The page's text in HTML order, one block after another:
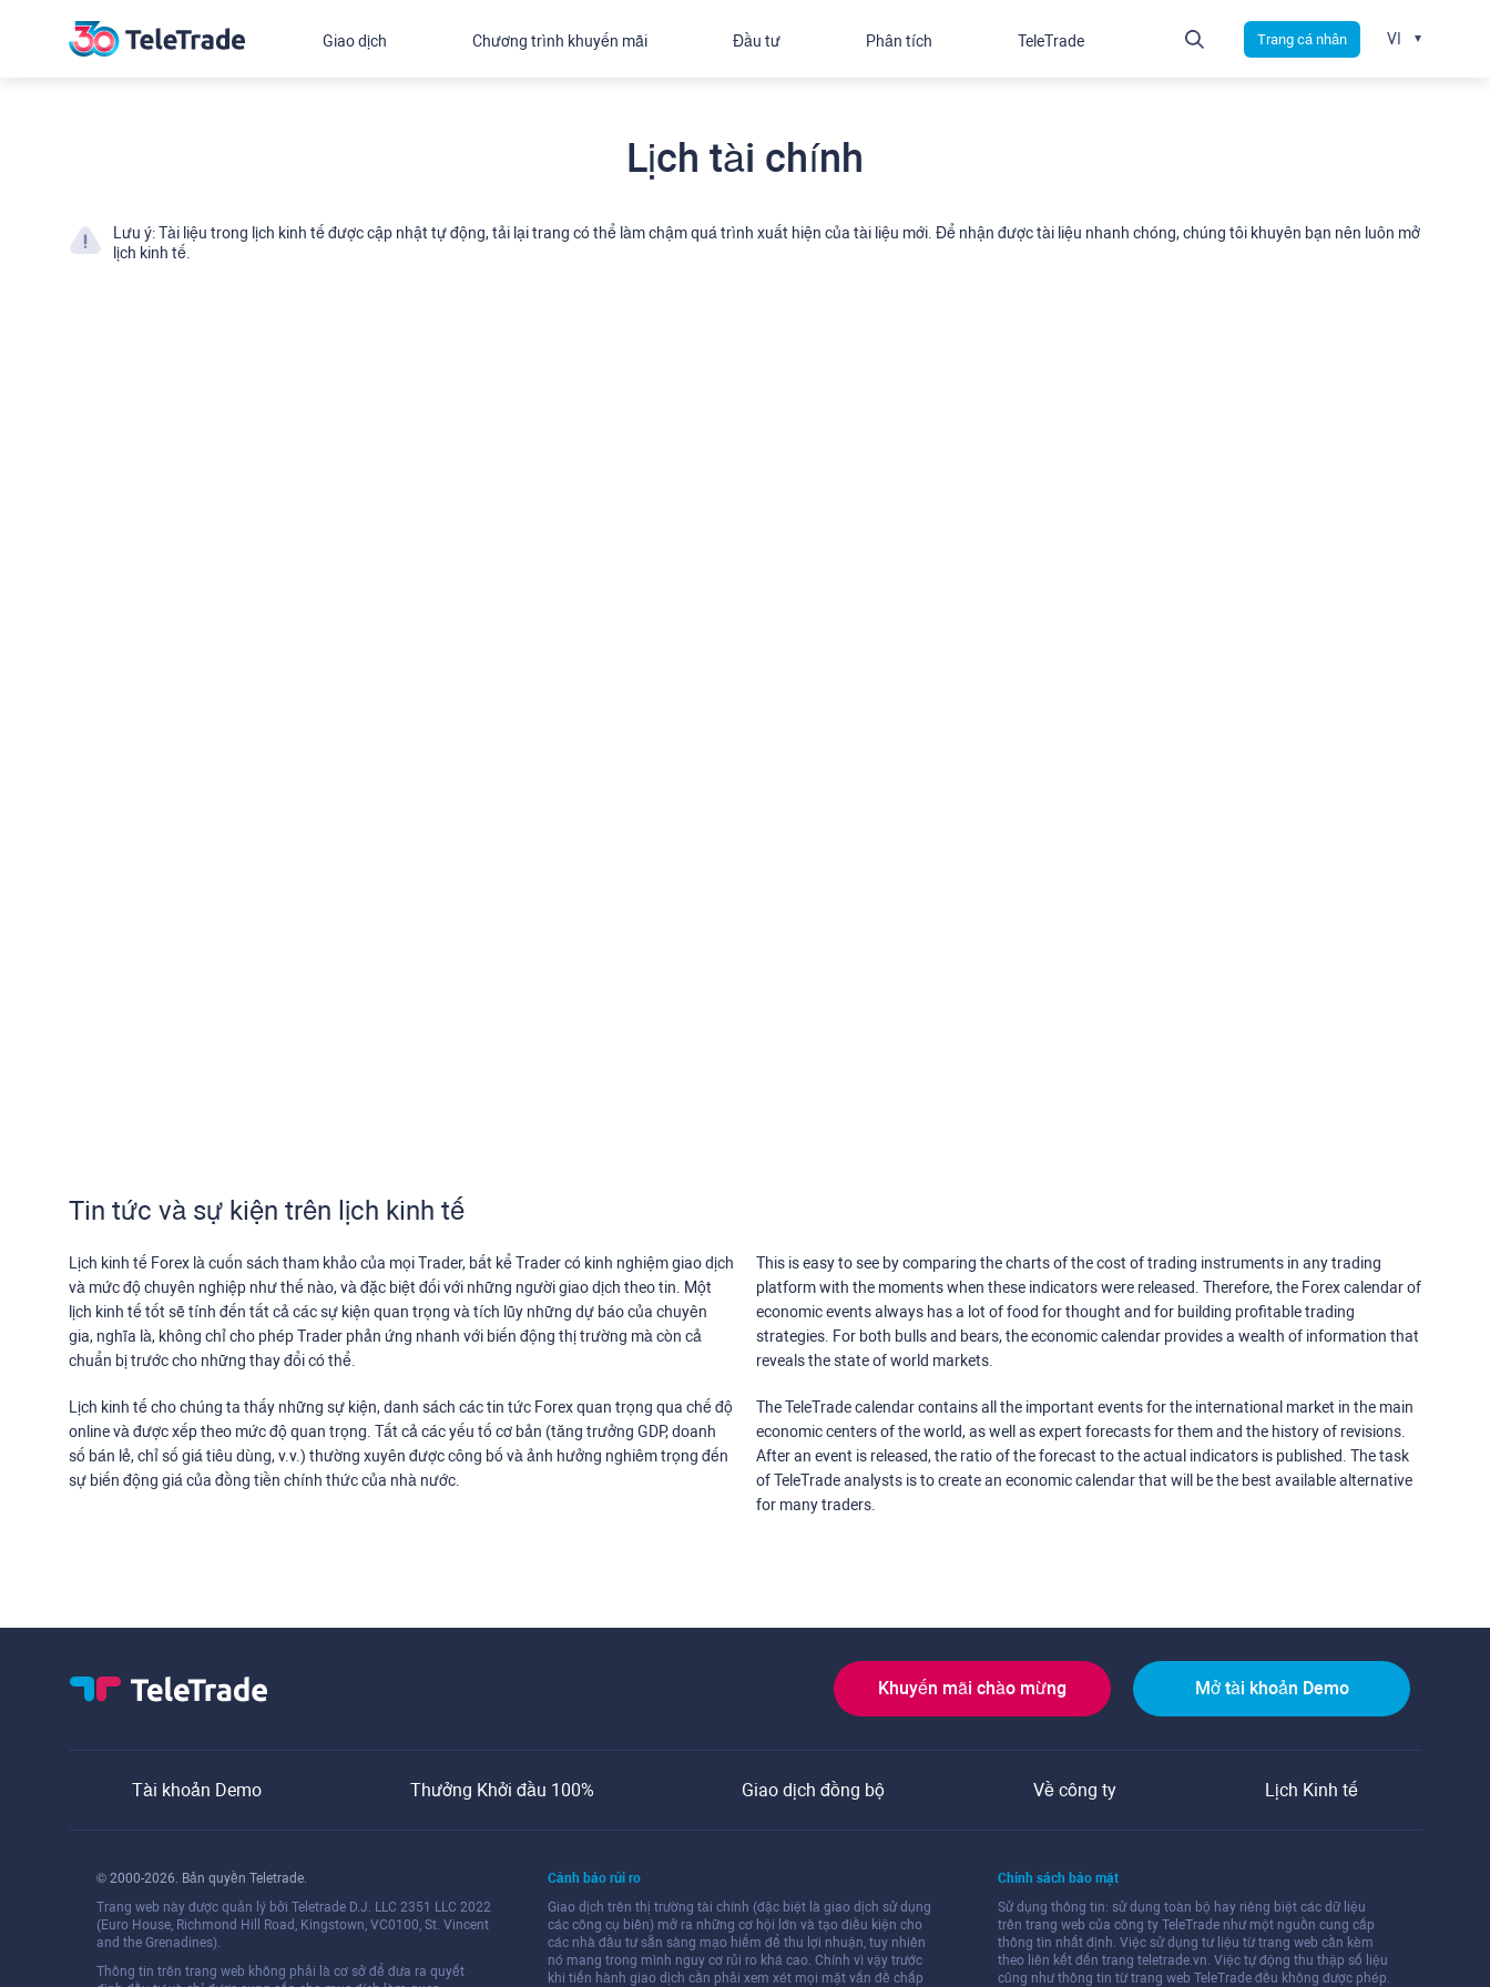
Lịch tài chính
Lưu ý: Tài liệu trong lịch kinh tế được cập nhật tự động, tải lại trang có thể làm chậm quá trình xuất hiện của tài liệu mới. Để nhận được tài liệu nhanh chóng, chúng tôi khuyên bạn nên luôn mở
lịch kinh tế.
Tin tức và sự kiện trên lịch kinh tế
Lịch kinh tế Forex là cuốn sách tham khảo của mọi Trader, bất kể Trader có kinh nghiệm giao dịch
và mức độ chuyên nghiệp như thế nào, và đặc biệt đối với những người giao dịch theo tin. Một
lịch kinh tế tốt sẽ tính đến tất cả các sự kiện quan trọng và tích lũy những dự báo của chuyên
gia, nghĩa là, không chỉ cho phép Trader phản ứng nhanh với biến động thị trường mà còn cả
chuẩn bị trước cho những thay đổi có thể.
Lịch kinh tế cho chúng ta thấy những sự kiện, danh sách các tin tức Forex quan trọng qua chế độ
online và được xếp theo mức độ quan trọng. Tất cả các yếu tố cơ bản (tăng trưởng GDP, doanh
số bán lẻ, chỉ số giá tiêu dùng, v.v.) thường xuyên được công bố và ảnh hưởng nghiêm trọng đến
sự biến động giá của đồng tiền chính thức của nhà nước.
This is easy to see by comparing the charts of the cost of trading instruments in any trading
platform with the moments when these indicators were released. Therefore, the Forex calendar of
economic events always has a lot of food for thought and for building profitable trading
strategies. For both bulls and bears, the economic calendar provides a wealth of information that
reveals the state of world markets.
The TeleTrade calendar contains all the important events for the international market in the main
economic centers of the world, as well as expert forecasts for them and the history of revisions.
After an event is released, the ratio of the forecast to the actual indicators is published. The task
of TeleTrade analysts is to create an economic calendar that will be the best available alternative
for many traders.
Giao dịch Chương trình khuyến mãi Đầu tư Phân tích TeleTrade Trang cá nhân VI
Khuyến mãi chào mừng Mở tài khoản Demo
Tài khoản Demo Thưởng Khởi đầu 100% Giao dịch đồng bộ Về công ty Lịch Kinh tế
© 2000-2026. Bản quyền Teletrade.
Trang web này được quản lý bởi Teletrade D.J. LLC 2351 LLC 2022
(Euro House, Richmond Hill Road, Kingstown, VC0100, St. Vincent
and the Grenadines).
Thông tin trên trang web không phải là cơ sở để đưa ra quyết
Cảnh báo rủi ro
Giao dịch trên thị trường tài chính (đặc biệt là giao dịch sử dụng
các công cụ biên) mở ra những cơ hội lớn và tạo điều kiện cho
các nhà đầu tư sẵn sàng mạo hiểm để thu lợi nhuận, tuy nhiên
nó mang trong mình nguy cơ rủi ro khá cao. Chính vì vậy trước
khi tiến hành giao dịch cần phải xem xét mọi mặt vấn đề chấp
Chính sách bảo mật
Sử dụng thông tin: sử dụng toàn bộ hay riêng biệt các dữ liệu
trên trang web của công ty TeleTrade như một nguồn cung cấp
thông tin nhất định. Việc sử dụng tư liệu từ trang web cần kèm
theo liên kết đến trang teletrade.vn. Việc tự động thu thập số liệu
cũng như thông tin từ trang web TeleTrade đều không được phép.